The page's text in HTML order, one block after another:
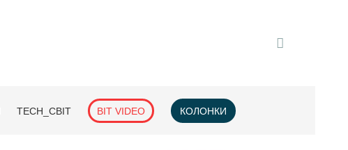
TECH_СВІТ BIT VIDEO КОЛОНКИ